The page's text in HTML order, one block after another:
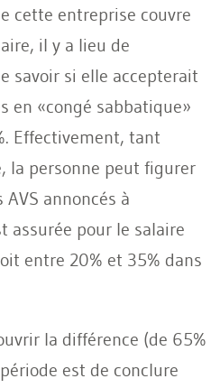
cette entreprise couvre
il y a lieu de
savoir si elle accepterait
en «congé sabbatique»
Effectivement, tant
la personne peut figurer
annoncés à
assurée pour le salaire
entre 20% et 35% dans
la différence (de 65%
est de conclure